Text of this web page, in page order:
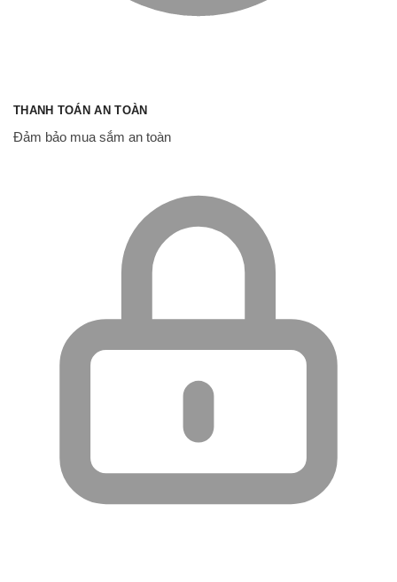
THANH TOÁN AN TOÀN
Đảm bảo mua sắm an toàn